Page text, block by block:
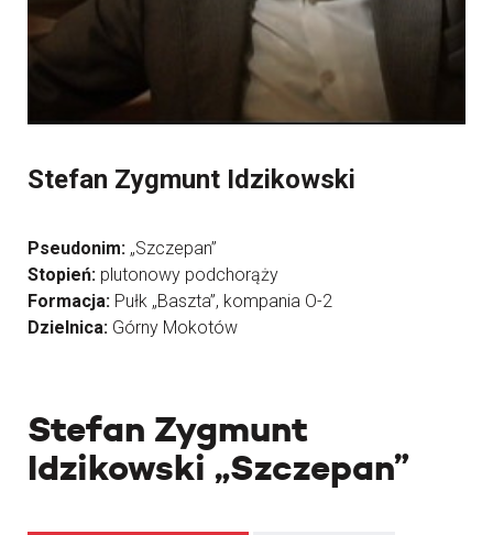
Stefan Zygmunt
Idzikowski „Szczepan”
Stefan Zygmunt Idzikowski
Pseudonim: „Szczepan”
Stopień: plutonowy podchorąży
Formacja: Pułk „Baszta”, kompania O-2
Dzielnica: Górny Mokotów